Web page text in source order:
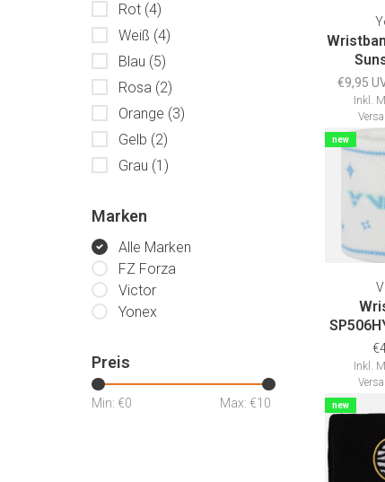
Rot (4)
Weiß (4)
Blau (5)
Rosa (2)
Orange (3)
Gelb (2)
Grau (1)
Marken
Alle Marken
FZ Forza
Victor
Yonex
Preis
Min: €0 Max: €10
€9,95
Inkl.
new
Inkl.
new